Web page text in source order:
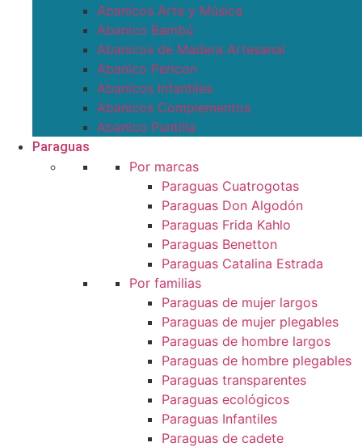
Abanicos Arte y Música
Abanico Bambú
Abanicos de Madera Artesanal
Abanico Pericon
Abanicos Infantiles
Abanicos Complementos
Abanico Puntilla
Paraguas
Por marcas
Paraguas Cuatrogotas
Paraguas Don Algodón
Paraguas Frida Kahlo
Paraguas Benetton
Paraguas Catalina Estrada
Por familias
Paraguas de mujer largos
Paraguas de mujer plegables
Paraguas de hombre largos
Paraguas de hombre plegables
Paraguas transparentes
Paraguas ecológicos
Paraguas Infantiles
Paraguas de cadete